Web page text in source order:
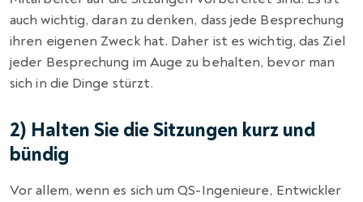
auch wichtig, daran zu denken, dass jede Besprechung
ihren eigenen Zweck hat. Daher ist es wichtig, das Ziel
jeder Besprechung im Auge zu behalten, bevor man
sich in die Dinge stürzt.
2) Halten Sie die Sitzungen kurz und
bündig
Vor allem, wenn es sich um QS-Ingenieure, Entwickler